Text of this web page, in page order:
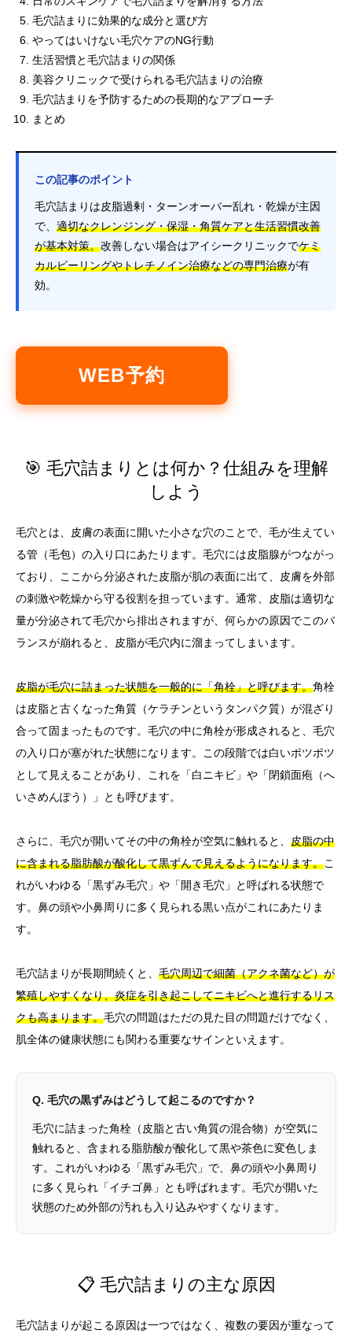
毛穴詰まりに効果的な成分と選び方
やってはいけない毛穴ケアのNG行動
生活習慣と毛穴詰まりの関係
美容クリニックで受けられる毛穴詰まりの治療
毛穴詰まりを予防するための長期的なアプローチ
まとめ
この記事のポイント
毛穴詰まりは皮脂過剰・ターンオーバー乱れ・乾燥が主因
で、 適切なクレンジング・保湿・角質ケアと生活習慣改善
が基本対策。改善しない場合はアイシークリニックでケミ
カルピーリングやトレチノイン治療などの専門治療が有
効。
WEB予約
🎯 毛穴詰まりとは何か？仕組みを理解
しよう
毛穴とは、皮膚の表面に開いた小さな穴のことで、毛が生えてい
る管（毛包）の入り口にあたります。毛穴には皮脂腺がつながっ
ており、ここから分泌された皮脂が肌の表面に出て、皮膚を外部
の刺激や乾燥から守る役割を担っています。通常、皮脂は適切な
量が分泌されて毛穴から排出されますが、何らかの原因でこのバ
ランスが崩れると、皮脂が毛穴内に溜まってしまいます。
皮脂が毛穴に詰まった状態を一般的に「角栓」と呼びます。角栓
は皮脂と古くなった角質（ケラチンというタンパク質）が混ざり
合って固まったものです。毛穴の中に角栓が形成されると、毛穴
の入り口が塞がれた状態になります。この段階では白いポツポツ
として見えることがあり、これを「白ニキビ」や「閉鎖面疱（へ
いさめんぽう）」とも呼びます。
さらに、毛穴が開いてその中の角栓が空気に触れると、 皮脂の中
に含まれる脂肪酸が酸化して黒ずんで見えるようになります。こ
れがいわゆる「黒ずみ毛穴」や「開き毛穴」と呼ばれる状態で
す。鼻の頭や小鼻周りに多く見られる黒い点がこれにあたりま
す。
毛穴詰まりが長期間続くと、 毛穴周辺で細菌（アクネ菌など）が
繁殖しやすくなり、炎症を引き起こしてニキビへと進行するリス
クも高まります。毛穴の問題はただの見た目の問題だけでなく、
肌全体の健康状態にも関わる重要なサインといえます。
Q. 毛穴の黒ずみはどうして起こるのですか？
毛穴に詰まった角栓（皮脂と古い角質の混合物）が空気に
触れると、含まれる脂肪酸が酸化して黒や茶色に変色しま
す。これがいわゆる「黒ずみ毛穴」で、鼻の頭や小鼻周り
に多く見られ「イチゴ鼻」とも呼ばれます。毛穴が開いた
状態のため外部の汚れも入り込みやすくなります。
📋 毛穴詰まりの主な原因
毛穴詰まりが起こる原因は一つではなく、複数の要因が重なって